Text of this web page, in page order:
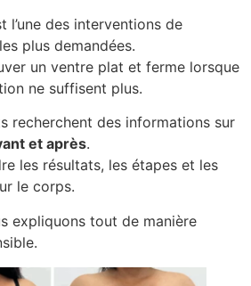
l’une des interventions de
plus demandées.
un ventre plat et ferme lorsque
ne suffisent plus.
recherchent des informations sur
et après.
les résultats, les étapes et les
le corps.
expliquons tout de manière